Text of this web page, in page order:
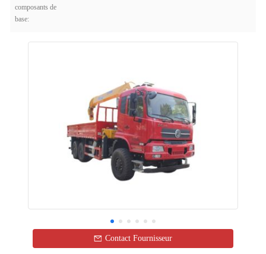
composants de
base:
Contact Fournisseur